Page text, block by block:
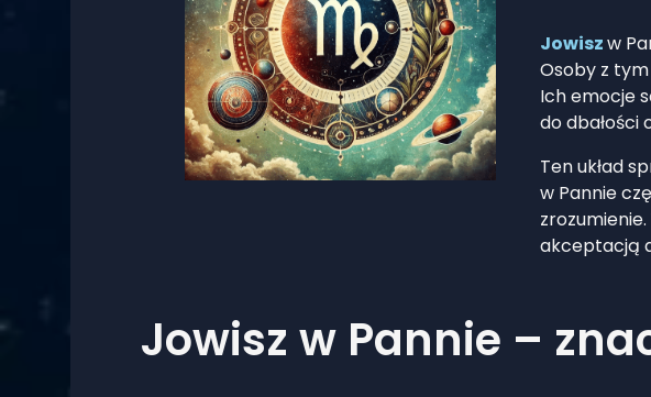
Jowiszw
Osoby z
Ich emocje
do dbałości
Ten układ
w Pannie
akceptacją
Jowisz w Pannie –